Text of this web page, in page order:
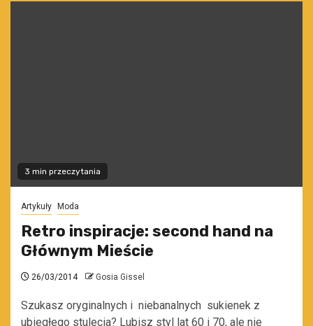
3 min przeczytania
Artykuły Moda
Retro inspiracje: second hand na
Głównym Mieście
26/03/2014 Gosia Gissel
Szukasz oryginalnych i niebanalnych sukienek z
ubiegłego stulecia? Lubisz styl lat 60 i 70, ale nie